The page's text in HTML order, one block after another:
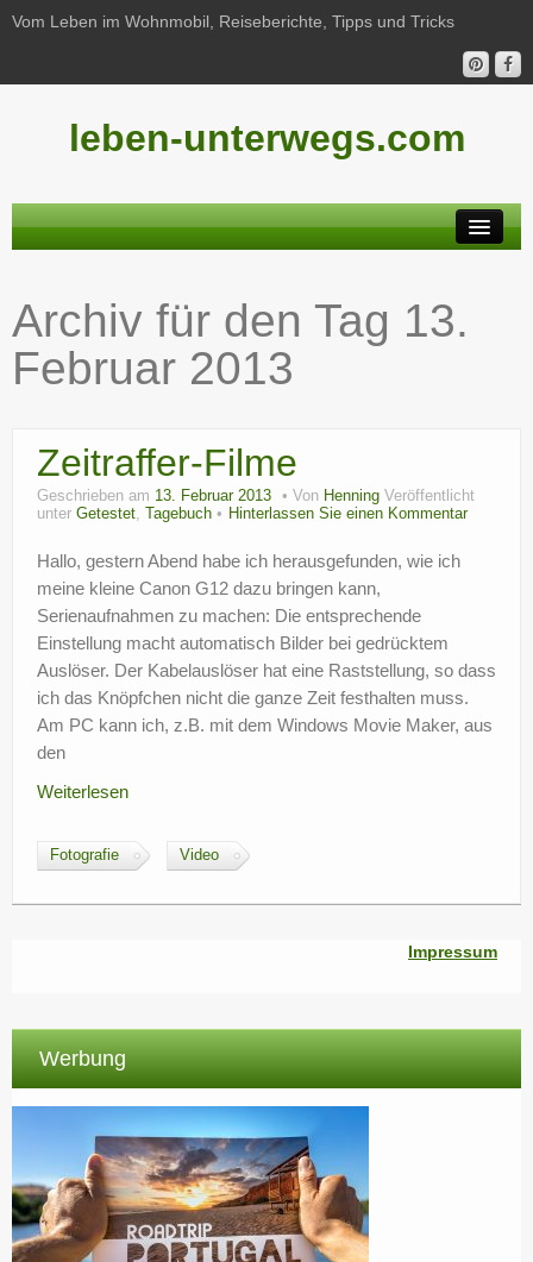
Vom Leben im Wohnmobil, Reiseberichte, Tipps und Tricks
leben-unterwegs.com
Reiseberichte
Unterwegs
Freizeit
Wohnmobil-Technik
?
Archiv für den Tag 13.
Februar 2013
Zeitraffer-Filme
Geschrieben am 13. Februar 2013 Von Henning Veröffentlicht
unter Getestet, Tagebuch Hinterlassen Sie einen Kommentar
Hallo, gestern Abend habe ich herausgefunden, wie ich
meine kleine Canon G12 dazu bringen kann,
Serienaufnahmen zu machen: Die entsprechende
Einstellung macht automatisch Bilder bei gedrücktem
Auslöser. Der Kabelauslöser hat eine Raststellung, so dass
ich das Knöpfchen nicht die ganze Zeit festhalten muss.
Am PC kann ich, z.B. mit dem Windows Movie Maker, aus
den
Weiterlesen
Fotografie Video
Impressum
Werbung